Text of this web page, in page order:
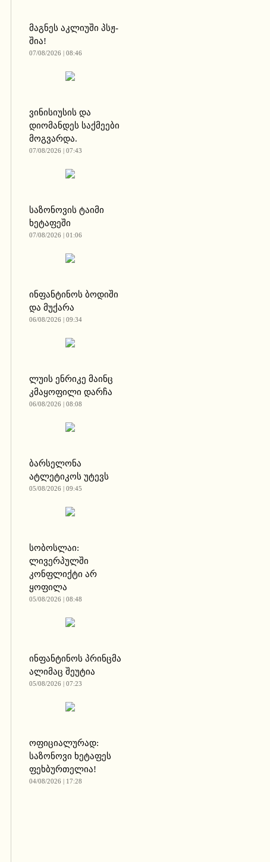
მაგნეს აკლიუში პსჟ-
შია!
07/08/2026 | 08:46
ვინისიუსის და
დიომანდეს საქმეები
მოგვარდა.
07/08/2026 | 07:43
საზონოვის ტაიმი
ხეტაფეში
07/08/2026 | 01:06
ინფანტინოს ბოდიში
და მუქარა
06/08/2026 | 09:34
ლუის ენრიკე მაინც
კმაყოფილი დარჩა
06/08/2026 | 08:08
ბარსელონა
ატლეტიკოს უტევს
05/08/2026 | 09:45
სობოსლაი:
ლივერპულში
კონფლიქტი არ
ყოფილა
05/08/2026 | 08:48
ინფანტინოს პრინცმა
ალიმაც შეუტია
05/08/2026 | 07:23
ოფიციალურად:
საზონოვი ხეტაფეს
ფეხბურთელია!
04/08/2026 | 17:28